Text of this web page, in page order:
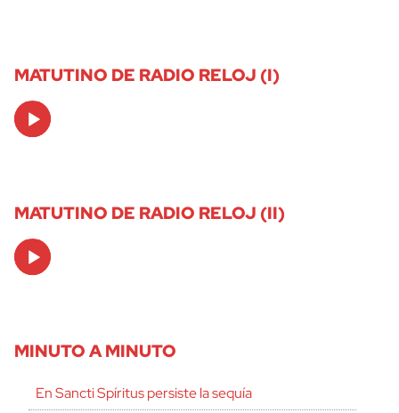
MATUTINO DE RADIO RELOJ (I)
Audio
Player
MATUTINO DE RADIO RELOJ (II)
Audio
Player
MINUTO A MINUTO
En Sancti Spíritus persiste la sequía